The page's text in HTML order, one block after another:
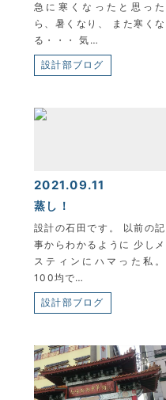
急に寒くなったと思った
ら、暑くなり、 また寒くな
る・・・ 気…
設計部ブログ
2021.09.11
蒸し！
設計の石田です。 以前の記
事からわかるように 少しメ
スティンにハマった私。
100均で…
設計部ブログ